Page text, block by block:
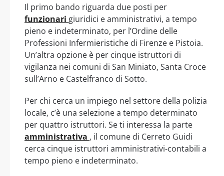
Il primo bando riguarda due posti per
funzionari giuridici e amministrativi, a tempo
pieno e indeterminato, per l’Ordine delle
Professioni Infermieristiche di Firenze e Pistoia.
Un’altra opzione è per cinque istruttori di
vigilanza nei comuni di San Miniato, Santa Croce
sull’Arno e Castelfranco di Sotto.
Per chi cerca un impiego nel settore della polizia
locale, c’è una selezione a tempo determinato
per quattro istruttori. Se ti interessa la parte
amministrativa , il comune di Cerreto Guidi
cerca cinque istruttori amministrativi-contabili a
tempo pieno e indeterminato.